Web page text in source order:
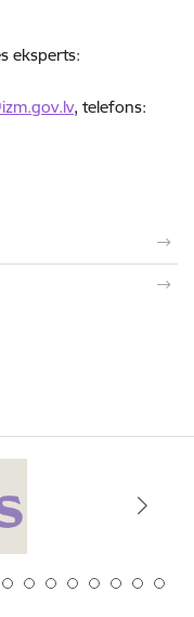
eksperts:
, telefons: